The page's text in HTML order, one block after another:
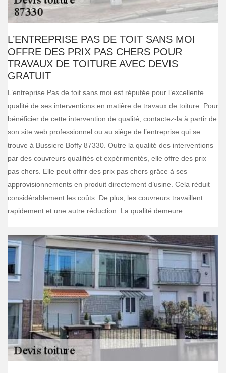
L’ENTREPRISE PAS DE TOIT SANS MOI
OFFRE DES PRIX PAS CHERS POUR
TRAVAUX DE TOITURE AVEC DEVIS
GRATUIT
L’entreprise Pas de toit sans moi est réputée pour l’excellente
qualité de ses interventions en matière de travaux de toiture. Pour
bénéficier de cette intervention de qualité, contactez-la à partir de
son site web professionnel ou au siège de l’entreprise qui se
trouve à Bussiere Boffy 87330. Outre la qualité des interventions
par des couvreurs qualifiés et expérimentés, elle offre des prix
pas chers. Elle peut offrir des prix pas chers grâce à ses
approvisionnements en produit directement d’usine. Cela réduit
considérablement les coûts. De plus, les couvreurs travaillent
rapidement et une autre réduction. La qualité demeure.